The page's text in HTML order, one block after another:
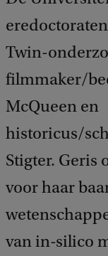
Twin-
filmmaker/
McQueen en
historicus/
Stigter. Geris
voor haar
van in-silico